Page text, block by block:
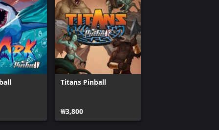
Titans Pinball
₩3,800